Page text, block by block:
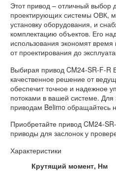
Этот привод – отличный выбор
проектирующих системы ОВК,
установку оборудования, и
комплектацию объектов. Его
использования экономят время
от проектирования до
Выбирая привод CM24-SR-F-R
качественное решение от
обеспечит точное и надежное
потоками в вашей системе. Для
приводам Belimo обращайтесь
Приобретайте привод CM24-
приводы для заслонок у
Характеристики
Крутящий момент, Нм